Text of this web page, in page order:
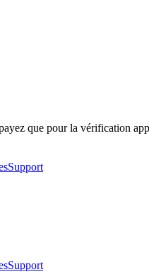
que pour la vérification
Support
Support